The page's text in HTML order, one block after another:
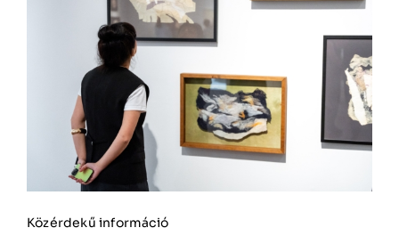
Közérdekű információ